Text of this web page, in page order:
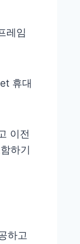
레임
휴대
이전
하기
하고